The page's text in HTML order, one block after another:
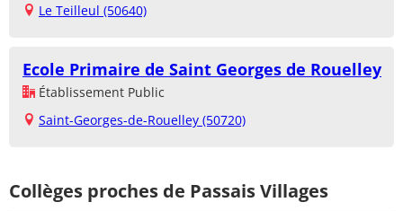
Le Teilleul (50640)
Ecole Primaire de Saint Georges de Rouelley
Établissement Public
Saint-Georges-de-Rouelley (50720)
Collèges proches de Passais Villages